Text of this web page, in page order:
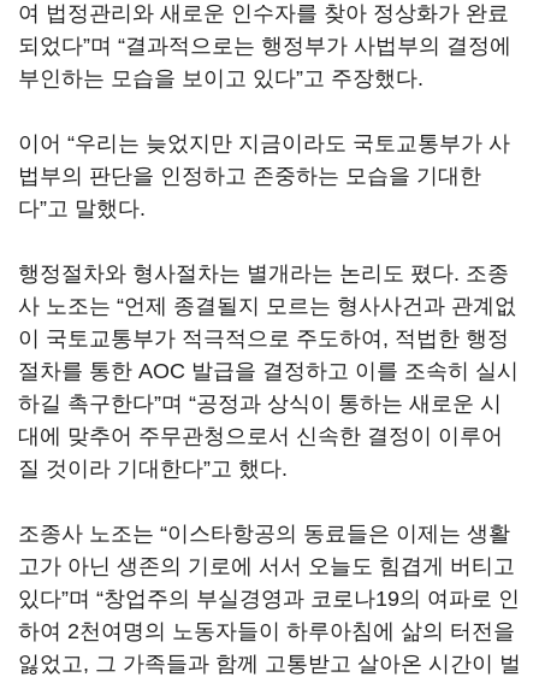
여 법정관리와 새로운 인수자를 찾아 정상화가 완료
되었다”며 “결과적으로는 행정부가 사법부의 결정에
부인하는 모습을 보이고 있다”고 주장했다.
이어 “우리는 늦었지만 지금이라도 국토교통부가 사
법부의 판단을 인정하고 존중하는 모습을 기대한
다”고 말했다.
행정절차와 형사절차는 별개라는 논리도 폈다. 조종
사 노조는 “언제 종결될지 모르는 형사사건과 관계없
이 국토교통부가 적극적으로 주도하여, 적법한 행정
절차를 통한 AOC 발급을 결정하고 이를 조속히 실시
하길 촉구한다”며 “공정과 상식이 통하는 새로운 시
대에 맞추어 주무관청으로서 신속한 결정이 이루어
질 것이라 기대한다”고 했다.
조종사 노조는 “이스타항공의 동료들은 이제는 생활
고가 아닌 생존의 기로에 서서 오늘도 힘겹게 버티고
있다”며 “창업주의 부실경영과 코로나19의 여파로 인
하여 2천여명의 노동자들이 하루아침에 삶의 터전을
잃었고, 그 가족들과 함께 고통받고 살아온 시간이 벌